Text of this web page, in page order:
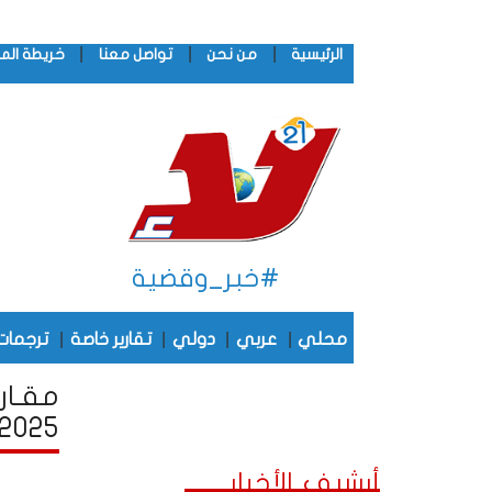
الرئيسية من نحن تواصل معنا خريطة
#خبر_وقضية
محلي عربي دولي تقارير خاصة
2025
أرشيف الأخبار